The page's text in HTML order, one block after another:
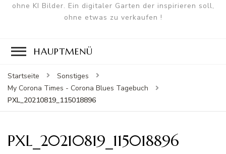
ohne KI Bilder. Ein digitaler Garten der inspirieren soll,
ohne etwas zu verkaufen !
HAUPTMENÜ
Startseite
Sonstiges
My Corona Times - Corona Blues Tagebuch
PXL_20210819_115018896
PXL_20210819_115018896